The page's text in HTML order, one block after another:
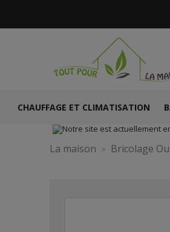
CHAUFFAGE ET CLIMATISATION
La maison Bricolage